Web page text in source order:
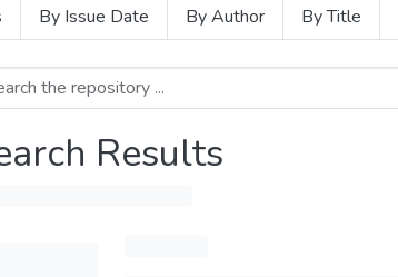
By Issue Date By Author By Title
Results